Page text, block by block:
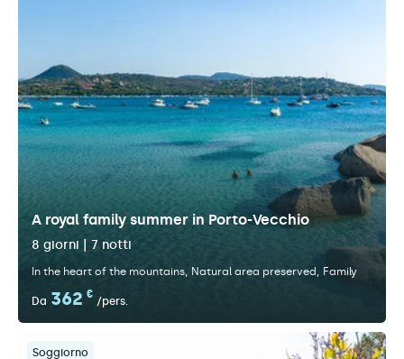
A royal family summer in Porto-Vecchio
8 giorni | 7 notti
In the heart of the mountains Natural area preserved Family
Da 362 €
/pers.
Soggiorno